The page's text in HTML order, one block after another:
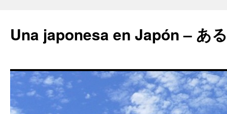
Una japonesa en Japón – あ